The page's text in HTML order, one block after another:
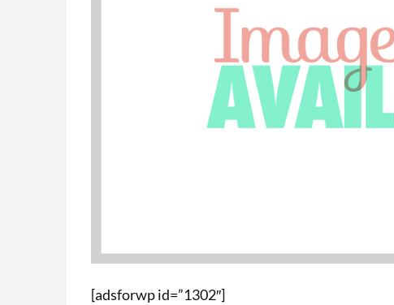
[adsforwp id=”1302″]